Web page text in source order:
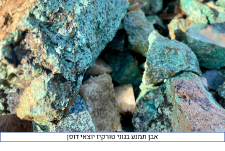
אבן תמנע בגוני טורקיז יוצאי דופן